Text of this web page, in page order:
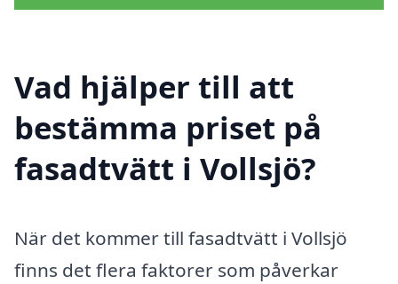
Vad hjälper till att
bestämma priset på
fasadtvätt i Vollsjö?
När det kommer till fasadtvätt i Vollsjö
finns det flera faktorer som påverkar